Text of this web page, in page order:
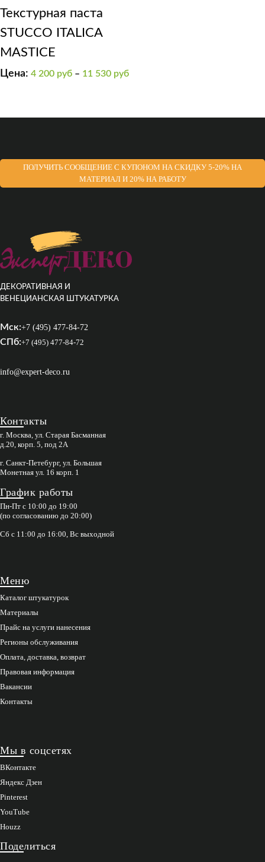
Текстурная паста
STUCCO ITALICA
MASTICE
Цена: 4 200 руб – 11 530 руб
ПОЛУЧИТЬ СООБЩЕНИЕ С КУПОНОМ НА СКИДКУ 5-20% НА
МАТЕРИАЛ И 20% НА РАБОТУ
ДЕКОРАТИВНАЯ И
ВЕНЕЦИАНСКАЯ ШТУКАТУРКА
Мск:+7 (495) 477-84-72
СПб:+7 (495) 477-84-72
info@expert-deco.ru
Контакты
г. Москва, ул. Старая Басманная
д.20, корп. 5, под 2А
г. Санкт-Петебург, ул. Большая
Монетная ул. 16 корп. 1
График работы
Пн-Пт с 10:00 до 19:00
(по согласованию до 20:00)
Сб с 11:00 до 16:00, Вс выходной
Меню
Каталог штукатурок
Материалы
Прайс на услуги нанесения
Регионы обслуживания
Оплата, доставка, возврат
Правовая информация
Вакансии
Контакты
Мы в соцсетях
ВКонтакте
Яндекс Дзен
Pinterest
YouTube
Houzz
Поделиться